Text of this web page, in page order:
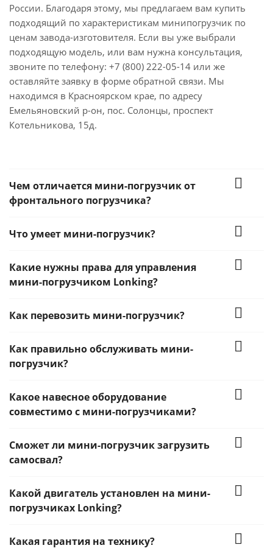
России. Благодаря этому, мы предлагаем вам купить
подходящий по характеристикам минипогрузчик по
ценам завода-изготовителя. Если вы уже выбрали
подходящую модель, или вам нужна консультация,
звоните по телефону: +7 (800) 222-05-14 или же
оставляйте заявку в форме обратной связи. Мы
находимся в Красноярском крае, по адресу
Емельяновский р-он, пос. Солонцы, проспект
Котельникова, 15д.
Чем отличается мини-погрузчик от
фронтального погрузчика?
Что умеет мини-погрузчик?
Какие нужны права для управления
мини-погрузчиком Lonking?
Как перевозить мини-погрузчик?
Как правильно обслуживать мини-
погрузчик?
Какое навесное оборудование
совместимо с мини-погрузчиками?
Сможет ли мини-погрузчик загрузить
самосвал?
Какой двигатель установлен на мини-
погрузчиках Lonking?
Какая гарантия на технику?